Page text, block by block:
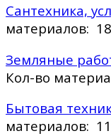
Сантехника,
материалов:
Земляные
Кол-во
Бытовая
материалов: